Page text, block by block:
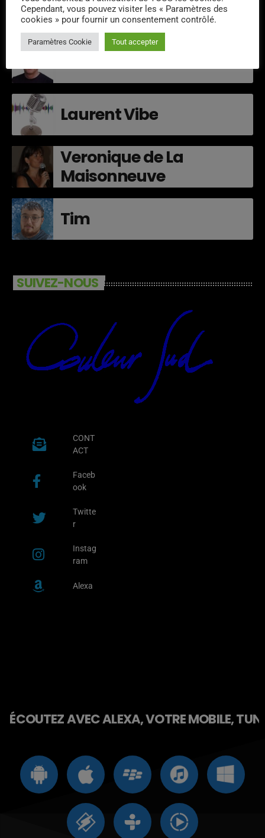
Dj Times Autantic
Laurent Vibe
Veronique de La
Maisonneuve
Tim
SUIVEZ-NOUS
CONT
ACT
Faceb
ook
Twitte
r
Instag
ram
Alexa
ÉCOUTEZ AVEC ALEXA, VOTRE MOBILE,
Cependant, vous pouvez visiter les « Paramètres des
cookies » pour fournir un consentement contrôlé.
Paramètres Cookie Tout accepter